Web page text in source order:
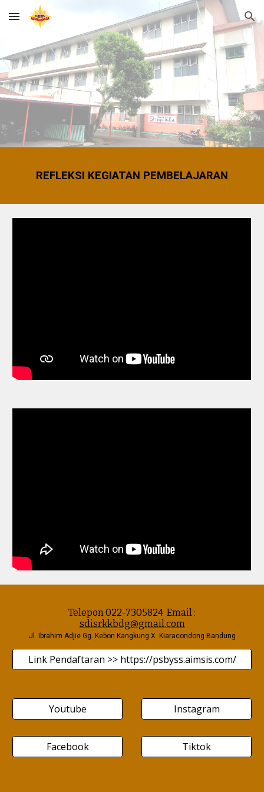
Skip to main content Skip to navigation
REFLEKSI KEGIATAN PEMBELAJARAN
Telepon 022-7305824 Email :
sdisrkkbdg@gmail.com
Jl. Ibrahim Adjie Gg. Kebon Kangkung X Kiaracondong Bandung
Link Pendaftaran >> https://psbyss.aimsis.com/
Youtube
Facebook
Instagram
Tiktok